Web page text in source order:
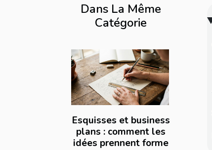
Dans La Même
Catégorie
Esquisses et business
plans : comment les
idées prennent forme